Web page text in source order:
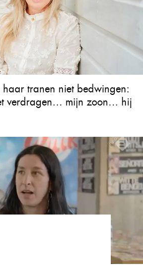
tranen niet bedwingen:
verdragen… mijn zoon… hij